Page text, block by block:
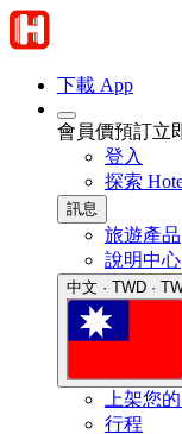
下載 App
會員價預訂立
登入
探索
訊息
旅遊產品
說明中心
中文 · TWD ·
上架您
行程